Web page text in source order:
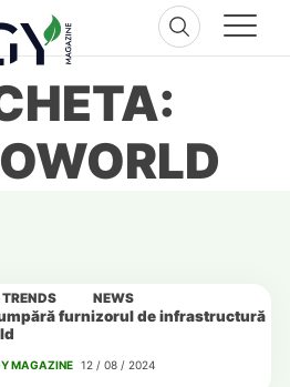
NEWS
furnizorul de infrastructură
MAGAZINE 12 / 08 / 2024